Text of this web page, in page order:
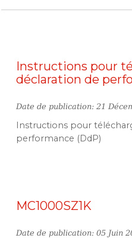
Instructions pour
déclaration de
Date de publication: 21
Instructions pour
performance (DdP)
MC1000SZ1K
Date de publication: 05 Juin